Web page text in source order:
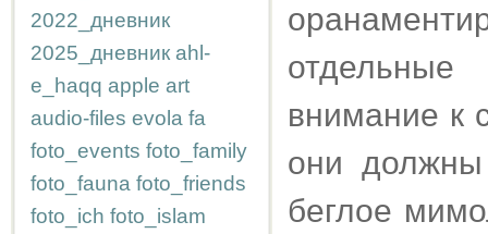
2022_дневник
2025_дневник ahl-
e_haqq apple art
audio-files evola fa
foto_events foto_family
foto_fauna foto_friends
foto_ich foto_islam
внимание к
они должны
беглое